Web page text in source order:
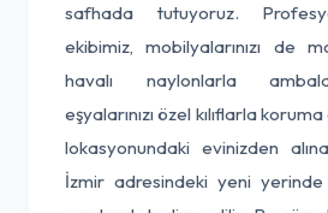
safhada tutuyoruz.
ekibimiz, mobilyalarınızı de
havalı naylonlarla
eşyalarınızı özel kılıflarla
lokasyonundaki evinizden
İzmir adresindeki yeni yerinde